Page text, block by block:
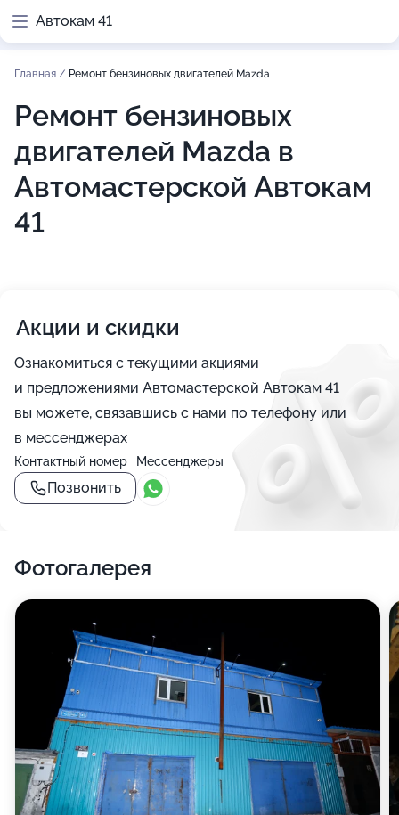
Автокам 41
Главная / Ремонт бензиновых двигателей Mazda
Ремонт бензиновых
двигателей Mazda в
Автомастерской Автокам
41
Акции и скидки
Ознакомиться с текущими акциями
и предложениями Автомастерской Автокам 41
вы можете, связавшись с нами по телефону или
в мессенджерах
Контактный номер
Позвонить
Мессенджеры
Фотогалерея